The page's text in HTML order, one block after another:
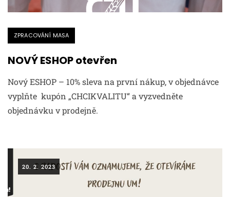
ZPRACOVÁNÍ MASA
NOVÝ ESHOP otevřen
Nový ESHOP – 10% sleva na první nákup, v objednávce
vyplňte kupón „CHCIKVALITU“ a vyzvedněte
objednávku v prodejně.
20. 2. 2023